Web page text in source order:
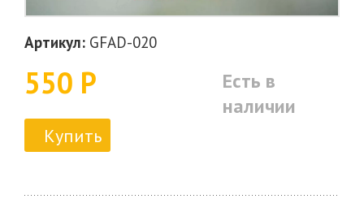
Артикул: GFAD-020
550 Р
Есть в
наличии
Купить